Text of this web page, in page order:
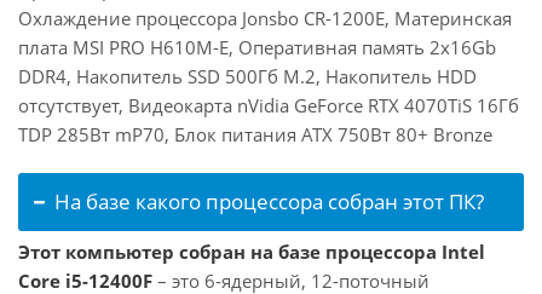
Охлаждение процессора Jonsbo CR-1200E, Материнская
плата MSI PRO H610M-E, Оперативная память 2x16Gb
DDR4, Накопитель SSD 500Гб M.2, Накопитель HDD
отсутствует, Видеокарта nVidia GeForce RTX 4070TiS 16Гб
TDP 285Вт mP70, Блок питания ATX 750Вт 80+ Bronze
На базе какого процессора собран этот ПК?
Этот компьютер собран на базе процессора Intel
Core i5-12400F – это 6-ядерный, 12-поточный